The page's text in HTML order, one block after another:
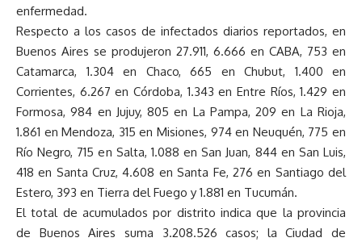
enfermedad.
Respecto a los casos de infectados diarios reportados, en
Buenos Aires se produjeron 27.911, 6.666 en CABA, 753 en
Catamarca, 1.304 en Chaco, 665 en Chubut, 1.400 en
Corrientes, 6.267 en Córdoba, 1.343 en Entre Ríos, 1.429 en
Formosa, 984 en Jujuy, 805 en La Pampa, 209 en La Rioja,
1.861 en Mendoza, 315 en Misiones, 974 en Neuquén, 775 en
Río Negro, 715 en Salta, 1.088 en San Juan, 844 en San Luis,
418 en Santa Cruz, 4.608 en Santa Fe, 276 en Santiago del
Estero, 393 en Tierra del Fuego y 1.881 en Tucumán.
El total de acumulados por distrito indica que la provincia
de Buenos Aires suma 3.208.526 casos; la Ciudad de